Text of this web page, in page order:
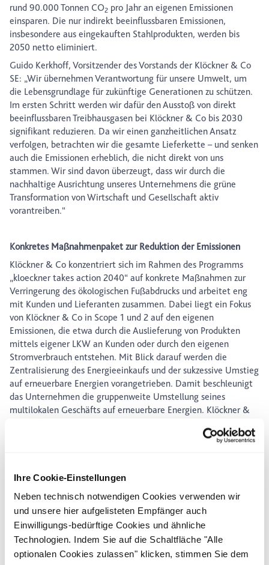
Ihre Cookie-Einstellungen
Neben technisch notwendigen Cookies verwenden wir
und unsere hier aufgelisteten Empfänger auch
Einwilligungs-bedürftige Cookies und ähnliche
Technologien. Indem Sie auf die Schaltfläche "Alle
optionalen Cookies zulassen" klicken, stimmen Sie dem
rund 90.000 Tonnen CO2 pro Jahr an eigenen Emissionen
einsparen. Die nur indirekt beeinflussbaren Emissionen,
insbesondere aus eingekauften Stahlprodukten, werden bis
2050 netto eliminiert.
Guido Kerkhoff, Vorsitzender des Vorstands der Klöckner & Co
SE: „Wir übernehmen Verantwortung für unsere Umwelt, um
die Lebensgrundlage für zukünftige Generationen zu schützen.
Im ersten Schritt werden wir dafür den Ausstoß von direkt
beeinflussbaren Treibhausgasen bei Klöckner & Co bis 2030
signifikant reduzieren. Da wir einen ganzheitlichen Ansatz
verfolgen, betrachten wir die gesamte Lieferkette – und senken
auch die Emissionen erheblich, die nicht direkt von uns
stammen. Wir sind davon überzeugt, dass wir durch die
nachhaltige Ausrichtung unseres Unternehmens die grüne
Transformation von Wirtschaft und Gesellschaft aktiv
vorantreiben.“
Konkretes Maßnahmenpaket zur Reduktion der Emissionen
Klöckner & Co konzentriert sich im Rahmen des Programms
„kloeckner takes action 2040“ auf konkrete Maßnahmen zur
Verringerung des ökologischen Fußabdrucks und arbeitet eng
mit Kunden und Lieferanten zusammen. Dabei liegt ein Fokus
von Klöckner & Co in Scope 1 und 2 auf den eigenen
Emissionen, die etwa durch die Auslieferung von Produkten
mittels eigener LKW an Kunden oder durch den eigenen
Stromverbrauch entstehen. Mit Blick darauf werden die
Zentralisierung des Energieeinkaufs und der sukzessive Umstieg
auf erneuerbare Energien vorangetrieben. Damit beschleunigt
das Unternehmen die gruppenweite Umstellung seines
multilokalen Geschäfts auf erneuerbare Energien. Klöckner &
auf innovative Antriebsmöglichkeiten wie E-Mobilität oder
weitere Einsparpotenziale gehoben.
Hinsichtlich der direkt beeinflussbaren CO2 -Emissionen aus der
vor- und nachgelagerten Lieferkette, des sogenannten Scope 3,
spart Klöckner & Co Emissionen durch innovative Meeting- und
Reisekonzepte. So hat das Unternehmen bereits in diesem Jahr
von Inlandsflügen auf emissionsärmere Reiseoptionen
verpflichtend umgestellt und hybride Arbeitskonzepte mit